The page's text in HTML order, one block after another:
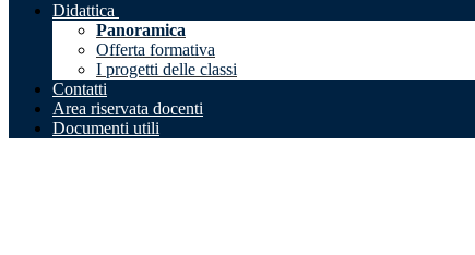
Didattica
Panoramica
Offerta formativa
I progetti delle classi
Contatti
Area riservata docenti
Documenti utili